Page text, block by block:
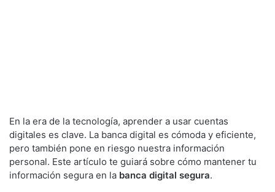
En la era de la tecnología, aprender a usar cuentas
digitales es clave. La banca digital es cómoda y eficiente,
pero también pone en riesgo nuestra información
personal. Este artículo te guiará sobre cómo mantener tu
información segura en la banca digital segura.